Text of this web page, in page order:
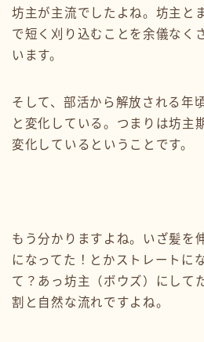
坊主が主流でしたよね。坊主と
で短く刈り込むことを余儀なく
います。
そして、部活から解放される年
と変化している。つまりは坊主
変化しているということです。
もう分かりますよね。いざ髪を
になってた！とかストレートに
て？あっ坊主（ボウズ）にして
割と自然な流れですよね。